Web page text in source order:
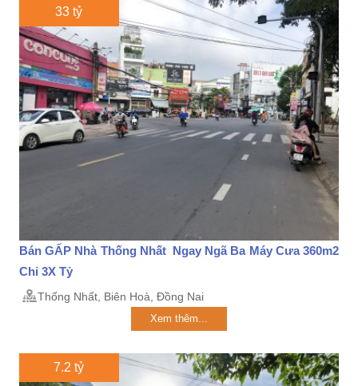
33 tỷ
Bán GẤP Nhà Thống Nhất Ngay Ngã Ba Máy Cưa 360m2
Chỉ 3X Tỷ
Thống Nhất, Biên Hoà, Đồng Nai
Xem thêm...
7.2 tỷ